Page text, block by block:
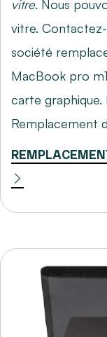
vitre. Nous
vitre.
société
MacBook pro
carte
Remplacement